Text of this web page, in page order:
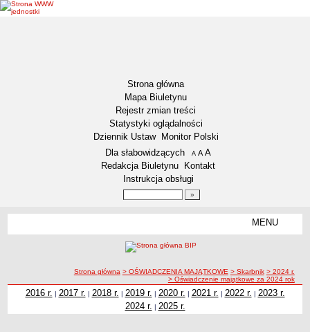
Strona główna
Mapa Biuletynu
Rejestr zmian treści
Statystyki oglądalności
Dziennik Ustaw
Monitor Polski
Menu dodatkowe
Dla słabowidzących A pomniejsz czcionkę
A standardowy rozmiar czcionki
A
Redakcja Biuletynu
Kontakt
Instrukcja obsługi
MENU
Status gminy
Lokalizacja
ścieżka nawigacji
Strona główna > OŚWIADCZENIA MAJĄTKOWE > Skarbnik > 2024 r.
> Oświadczenie majątkowe za 2024 rok
2016 r. | 2017 r. | 2018 r. | 2019 r. | 2020 r. | 2021 r. | 2022 r. | 2023 r.
2024 r. | 2025 r.